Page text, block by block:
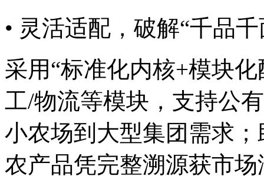
• 灵活适配，破解“千品
采用“标准化内核+模块化
工/物流等模块，支持公
小农场到大型集团需求；
农产品凭完整溯源获市场